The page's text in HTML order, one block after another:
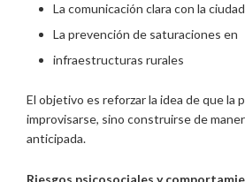
La comunicación clara con la
La prevención de saturaciones en
infraestructuras rurales
El objetivo es reforzar la idea de que la
improvisarse, sino construirse de
anticipada.
Riesgos psicosociales y